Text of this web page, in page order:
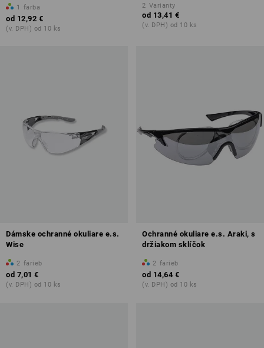
1 farba
od 12,92 €
(v. DPH) od 10 ks
2 Varianty
od 13,41 €
(v. DPH) od 10 ks
Dámske ochranné okuliare e.s.
Wise
2 farieb
od 7,01 €
(v. DPH) od 10 ks
Ochranné okuliare e.s. Araki, s
držiakom sklíčok
2 farieb
od 14,64 €
(v. DPH) od 10 ks